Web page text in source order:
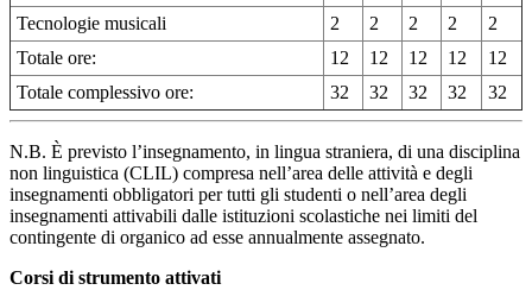
Tecnologie musicali
2 2 2 2
2
Totale ore:
12 12 12 12
12
Totale complessivo ore:
32 32 32 32 32
N.B. È previsto l’insegnamento, in lingua straniera, di una disciplina
non linguistica (CLIL) compresa nell’area delle attività e degli
insegnamenti obbligatori per tutti gli studenti o nell’area degli
insegnamenti attivabili dalle istituzioni scolastiche nei limiti del
contingente di organico ad esse annualmente assegnato.
Corsi di strumento attivati